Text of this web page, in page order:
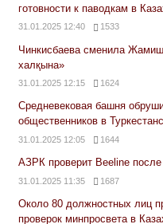
готовности к паводкам в
31.01.2025 12:40 1533
Чинкисбаева сменила
халқына»
31.01.2025 12:15 1624
Средневековая башня
общественников в
31.01.2025 12:05 1644
АЗРК проверит Beeline
31.01.2025 11:35 1687
Около 80 должностных лиц
проверок минпросвета в